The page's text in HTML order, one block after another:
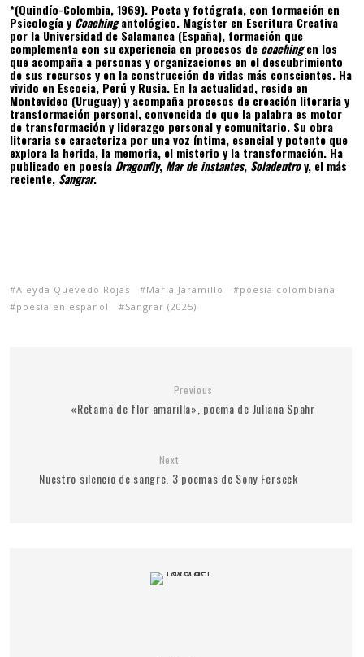
*(Quindío-Colombia, 1969). Poeta y fotógrafa, con formación en
Psicología y Coachingantológico. Magíster en Escritura Creativa
por la Universidad de Salamanca (España), formación que
complementa con su experiencia en procesos de coachingen los
que acompaña a personas y organizaciones en el descubrimiento
de sus recursos y en la construcción de vidas más conscientes. Ha
vivido en Escocia, Perú y Rusia. En la actualidad, reside en
Montevideo (Uruguay) y acompaña procesos de creación literaria y
transformación personal, convencida de que la palabra es motor
de transformación y liderazgo personal y comunitario. Su obra
literaria se caracteriza por una voz íntima, esencial y potente que
explora la herida, la memoria, el misterio y la transformación. Ha
publicado en poesía Dragonfly, Mar de instantes, Soladentroy, el más
reciente, Sangrar.
Aleyda Quevedo Rojas María Jaramillo
poesía colombiana
poesía en español
Sangrar (2025)
Previous
«Retama de flor amarilla», poema de Juliana Spahr
Next
Nuestro silencio de sangre. 3 poemas de Sony Ferseck